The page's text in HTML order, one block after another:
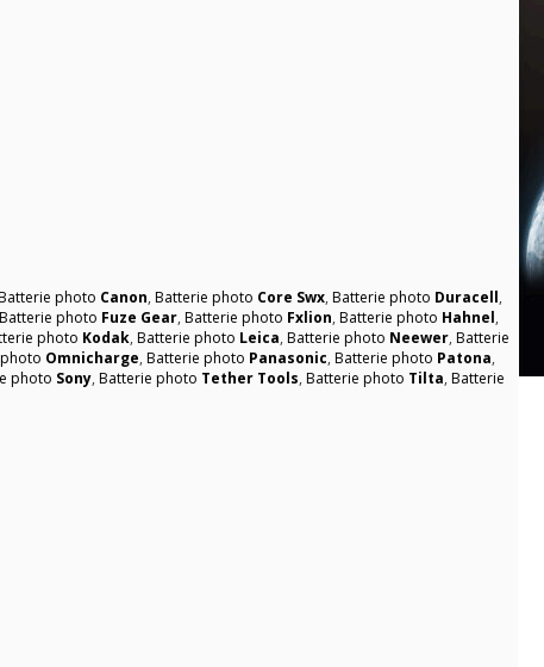
photo Canon,Batterie photo Core Swx,Batterie photo Duracell,
Batterie photo Fuze Gear,Batterie photo Fxlion,Batterie photo Hahnel,
photo Kodak,Batterie photo Leica,Batterie photo Neewer,Batterie
Omnicharge,Batterie photo Panasonic,Batterie photo Patona,
photo Sony,Batterie photo Tether Tools,Batterie photo Tilta,Batterie